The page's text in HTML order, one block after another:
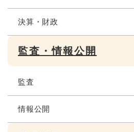
決算・財政
監査・情報公開
監査
情報公開